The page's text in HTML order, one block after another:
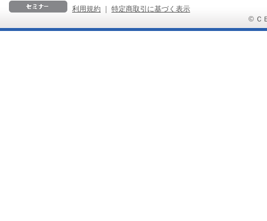
利用規約
｜
特定商取引に基づく表示
© Ｃ